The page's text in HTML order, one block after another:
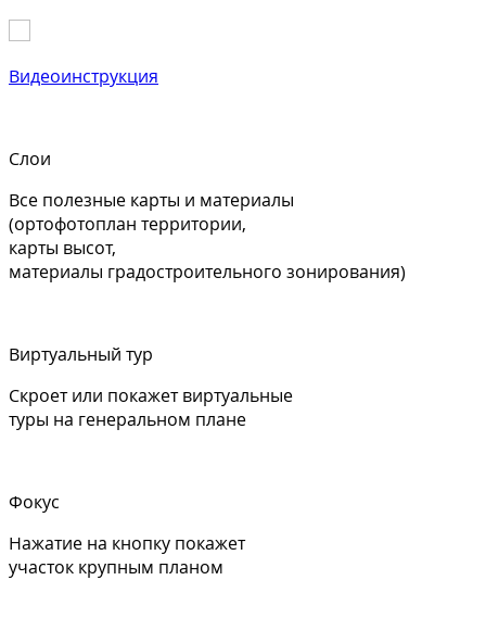
Видеоинструкция
Слои
Все полезные карты и материалы
(ортофотоплан территории,
карты высот,
материалы градостроительного зонирования)
Виртуальный тур
Скроет или покажет виртуальные
туры на генеральном плане
Фокус
Нажатие на кнопку покажет
участок крупным планом